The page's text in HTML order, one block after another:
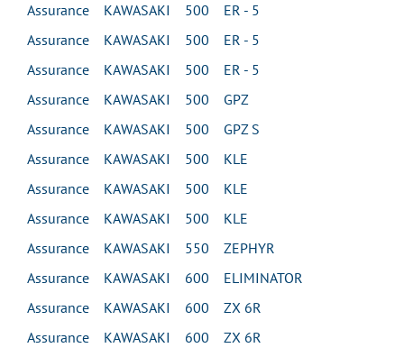
Assurance KAWASAKI 500 ER - 5
Assurance KAWASAKI 500 ER - 5
Assurance KAWASAKI 500 ER - 5
Assurance KAWASAKI 500 GPZ
Assurance KAWASAKI 500 GPZ S
Assurance KAWASAKI 500 KLE
Assurance KAWASAKI 500 KLE
Assurance KAWASAKI 500 KLE
Assurance KAWASAKI 550 ZEPHYR
Assurance KAWASAKI 600 ELIMINATOR
Assurance KAWASAKI 600 ZX 6R
Assurance KAWASAKI 600 ZX 6R